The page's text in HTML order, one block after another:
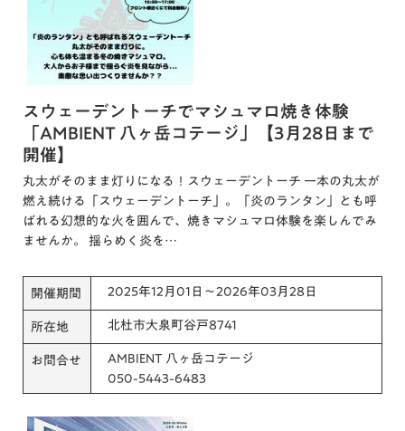
スウェーデントーチでマシュマロ焼き体験
「AMBIENT 八ヶ岳コテージ」【3月28日まで
開催】
丸太がそのまま灯りになる！スウェーデントーチ 一本の丸太が
燃え続ける「スウェーデントーチ」。「炎のランタン」とも呼
ばれる幻想的な火を囲んで、焼きマシュマロ体験を楽しんでみ
ませんか。 揺らめく炎を…
開催期間 2025年12月01日～2026年03月28日
所在地 北杜市大泉町谷戸8741
お問合せ
AMBIENT 八ヶ岳コテージ
050-5443-6483